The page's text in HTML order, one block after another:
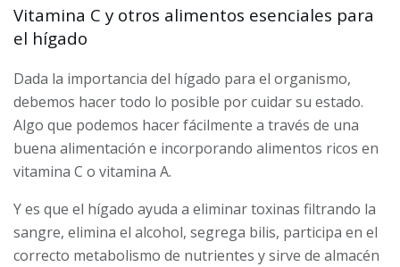
Vitamina C y otros alimentos esenciales para
el hígado
Dada la importancia del hígado para el organismo,
debemos hacer todo lo posible por cuidar su estado.
Algo que podemos hacer fácilmente a través de una
buena alimentación e incorporando alimentos ricos en
vitamina C o vitamina A.
Y es que el hígado ayuda a eliminar toxinas filtrando la
sangre, elimina el alcohol, segrega bilis, participa en el
correcto metabolismo de nutrientes y sirve de almacén